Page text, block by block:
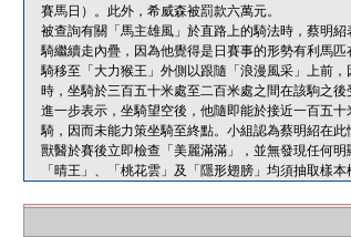
賽馬日）。此外，希威森被罰款六萬元。
被查詢有關「馬主雄風」於直路上的騎法時，蔡明
騎繼續走內疊，因為他覺得是日賽事的形勢有利馬
騎移至「大力猴王」外側以跟隨「浪漫風采」上前
時，坐騎於三百五十米處至二百米處之間在該駒之
進一步表示，坐騎望空後，他隨即能於接近一百五
騎，因而未能力策坐騎至終點。小組認為蔡明紹在此
獸醫於賽後立即檢查「美麗滿滿」，並無發現任何明
「晴王」、「桃花雲」及「隱形翅膀」均須抽取樣本